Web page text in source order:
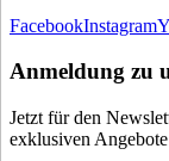
FacebookInstagram
Anmeldung zu
Jetzt für den
exklusiven